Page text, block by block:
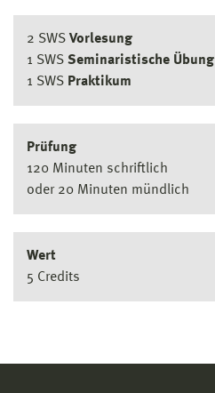
2 SWS Vorlesung
1 SWS Seminaristische Übung
1 SWS Praktikum
Prüfung
120 Minuten schriftlich
oder 20 Minuten mündlich
Wert
5 Credits